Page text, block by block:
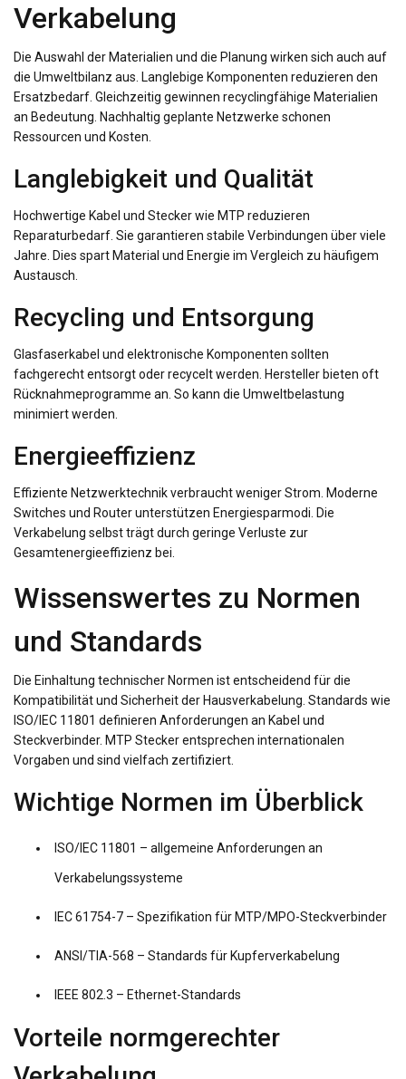
Verkabelung
Die Auswahl der Materialien und die Planung wirken sich auch auf
die Umweltbilanz aus. Langlebige Komponenten reduzieren den
Ersatzbedarf. Gleichzeitig gewinnen recyclingfähige Materialien
an Bedeutung. Nachhaltig geplante Netzwerke schonen
Ressourcen und Kosten.
Langlebigkeit und Qualität
Hochwertige Kabel und Stecker wie MTP reduzieren
Reparaturbedarf. Sie garantieren stabile Verbindungen über viele
Jahre. Dies spart Material und Energie im Vergleich zu häufigem
Austausch.
Recycling und Entsorgung
Glasfaserkabel und elektronische Komponenten sollten
fachgerecht entsorgt oder recycelt werden. Hersteller bieten oft
Rücknahmeprogramme an. So kann die Umweltbelastung
minimiert werden.
Energieeffizienz
Effiziente Netzwerktechnik verbraucht weniger Strom. Moderne
Switches und Router unterstützen Energiesparmodi. Die
Verkabelung selbst trägt durch geringe Verluste zur
Gesamtenergieeffizienz bei.
Wissenswertes zu Normen
und Standards
Die Einhaltung technischer Normen ist entscheidend für die
Kompatibilität und Sicherheit der Hausverkabelung. Standards wie
ISO/IEC 11801 definieren Anforderungen an Kabel und
Steckverbinder. MTP Stecker entsprechen internationalen
Vorgaben und sind vielfach zertifiziert.
Wichtige Normen im Überblick
ISO/IEC 11801 – allgemeine Anforderungen an
Verkabelungssysteme
IEC 61754-7 – Spezifikation für MTP/MPO-Steckverbinder
ANSI/TIA-568 – Standards für Kupferverkabelung
IEEE 802.3 – Ethernet-Standards
Vorteile normgerechter